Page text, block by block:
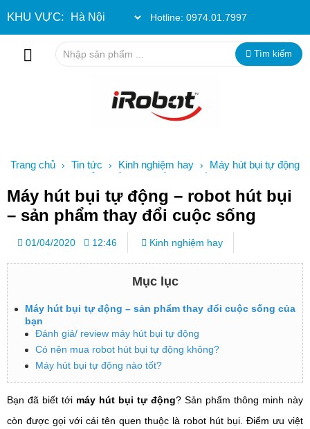
KHU VỰC: Hotline: 0974.01.7997
Tìm kiếm
Trang chủ › Tin tức › Kinh nghiệm hay ›
Máy hút bụi tự động
– robot hút bụi – sản phẩm thay đổi cuộc sống
Máy hút bụi tự động – robot hút bụi
– sản phẩm thay đổi cuộc sống
01/04/2020 12:46 Kinh nghiệm hay
Mục lục
Máy hút bụi tự động – sản phẩm thay đổi cuộc sống của
bạn
Đánh giá/ review máy hút bụi tự động
Có nên mua robot hút bụi tự động không?
Máy hút bụi tự động nào tốt?
Bạn đã biết tới máy hút bụi tự động? Sản phẩm thông minh này
còn được gọi với cái tên quen thuộc là robot hút bụi. Điểm ưu việt